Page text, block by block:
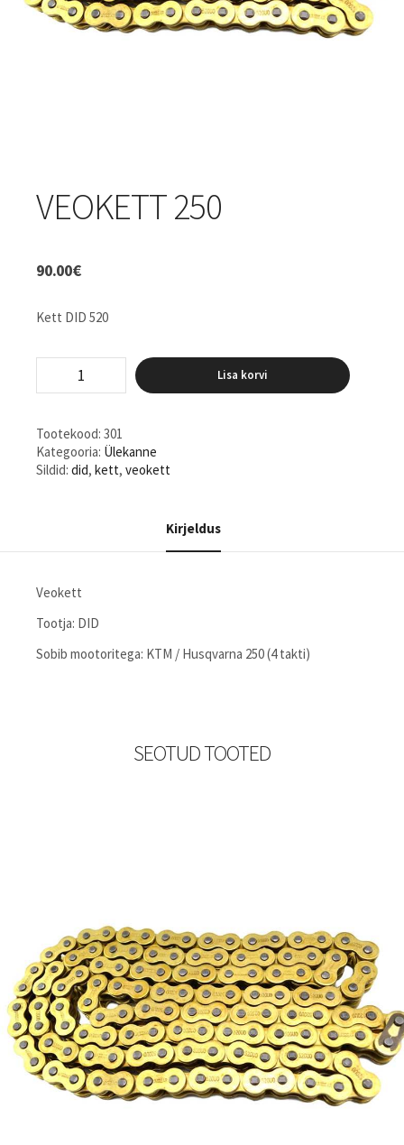
VEOKETT 250
90.00€
Kett DID 520
kogus
Lisa korvi
Tootekood: 301
Kategooria: Ülekanne
Sildid: did, kett, veokett
Kirjeldus
Veokett
Tootja: DID
Sobib mootoritega: KTM / Husqvarna 250 (4 takti)
SEOTUD TOOTED
122.00€